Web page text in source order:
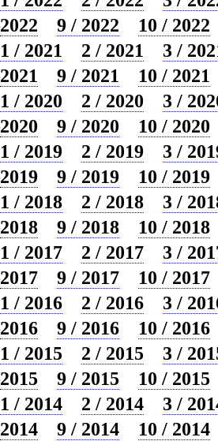
2022
9 / 2022
10 / 2022
1 / 2021
2 / 2021
3 /
2021
9 / 2021
10 / 2021
1 / 2020
2 / 2020
3 /
2020
9 / 2020
10 / 2020
1 / 2019
2 / 2019
3 /
2019
9 / 2019
10 / 2019
1 / 2018
2 / 2018
3 /
2018
9 / 2018
10 / 2018
1 / 2017
2 / 2017
3 /
2017
9 / 2017
10 / 2017
1 / 2016
2 / 2016
3 /
2016
9 / 2016
10 / 2016
1 / 2015
2 / 2015
3 /
2015
9 / 2015
10 / 2015
1 / 2014
2 / 2014
3 /
2014
9 / 2014
10 / 2014